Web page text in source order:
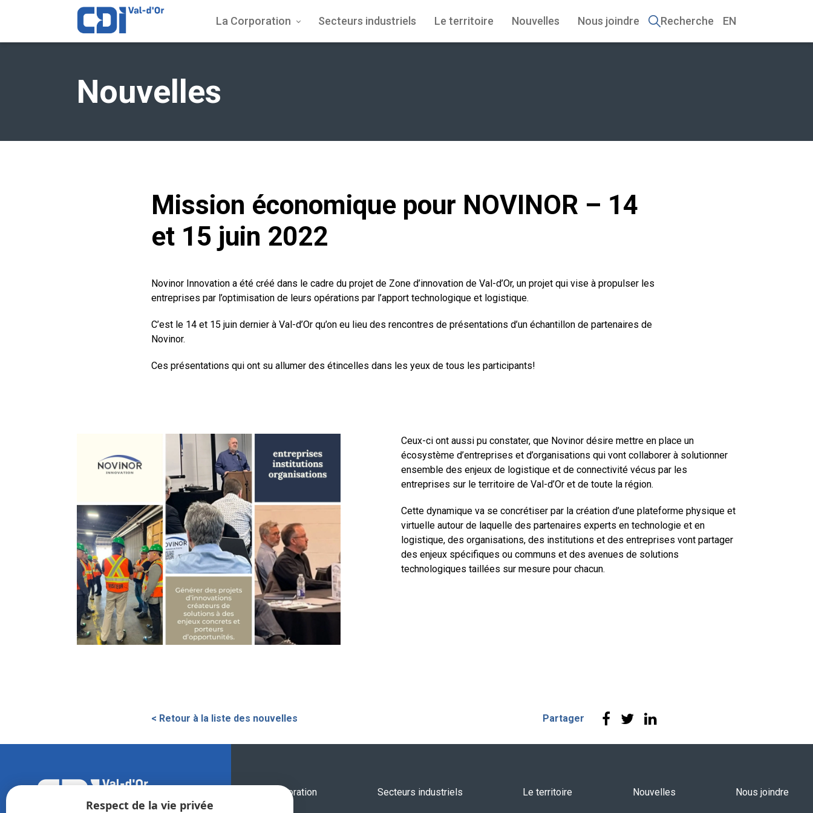
La Corporation Secteurs industriels Le territoire Nouvelles Nous joindre Recherche EN
Nouvelles
Mission économique pour NOVINOR – 14
et 15 juin 2022
Novinor Innovation a été créé dans le cadre du projet de Zone d’innovation de Val-d’Or, un projet qui vise à propulser les
entreprises par l’optimisation de leurs opérations par l’apport technologique et logistique.
C’est le 14 et 15 juin dernier à Val-d’Or qu’on eu lieu des rencontres de présentations d’un échantillon de partenaires de
Novinor.
Ces présentations qui ont su allumer des étincelles dans les yeux de tous les participants!
Ceux-ci ont aussi pu constater, que Novinor désire mettre en place un
écosystème d’entreprises et d’organisations qui vont collaborer à solutionner
ensemble des enjeux de logistique et de connectivité vécus par les
entreprises sur le territoire de Val-d’Or et de toute la région.
Cette dynamique va se concrétiser par la création d’une plateforme physique et
virtuelle autour de laquelle des partenaires experts en technologie et en
logistique, des organisations, des institutions et des entreprises vont partager
des enjeux spécifiques ou communs et des avenues de solutions
technologiques taillées sur mesure pour chacun.
< Retour à la liste des nouvelles Partager
La Corporation Secteurs industriels Le territoire Nouvelles Nous joindre
Respect de la vie privée